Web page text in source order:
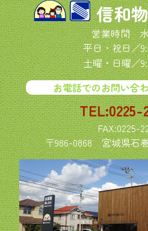
信和
営業時間
平日・祝日／
土曜・日曜／
お電話でのお問い合
TEL:0225-
FAX:0225-
〒986-0868宮城県石